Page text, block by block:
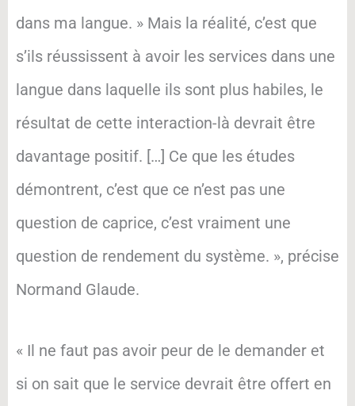
dans ma langue. » Mais la réalité, c’est que
s’ils réussissent à avoir les services dans une
langue dans laquelle ils sont plus habiles, le
résultat de cette interaction-là devrait être
davantage positif. […] Ce que les études
démontrent, c’est que ce n’est pas une
question de caprice, c’est vraiment une
question de rendement du système. », précise
Normand Glaude.
« Il ne faut pas avoir peur de le demander et
si on sait que le service devrait être offert en